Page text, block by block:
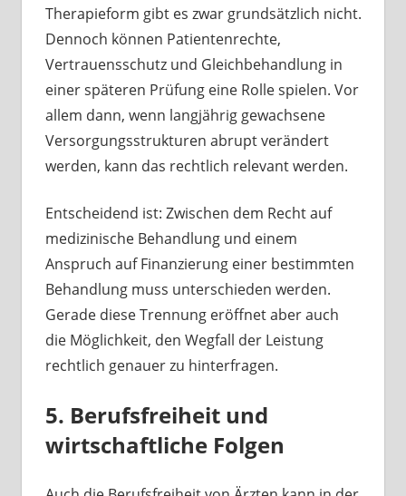
Therapieform gibt es zwar grundsätzlich nicht.
Dennoch können Patientenrechte,
Vertrauensschutz und Gleichbehandlung in
einer späteren Prüfung eine Rolle spielen. Vor
allem dann, wenn langjährig gewachsene
Versorgungsstrukturen abrupt verändert
werden, kann das rechtlich relevant werden.
Entscheidend ist: Zwischen dem Recht auf
medizinische Behandlung und einem
Anspruch auf Finanzierung einer bestimmten
Behandlung muss unterschieden werden.
Gerade diese Trennung eröffnet aber auch
die Möglichkeit, den Wegfall der Leistung
rechtlich genauer zu hinterfragen.
5. Berufsfreiheit und
wirtschaftliche Folgen